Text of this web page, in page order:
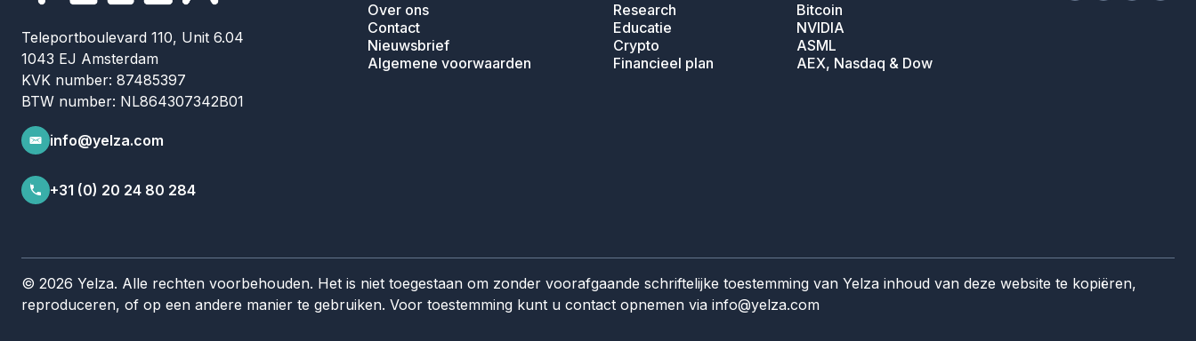
Teleportboulevard 110, Unit 6.04
1043 EJ Amsterdam
KVK number: 87485397
BTW number: NL864307342B01
info@yelza.com
+31 (0) 20 24 80 284
Over ons
Contact
Nieuwsbrief
Algemene voorwaarden
Research
Educatie
Crypto
Financieel plan
Bitcoin
NVIDIA
ASML
AEX, Nasdaq & Dow
© 2026 Yelza. Alle rechten voorbehouden. Het is niet toegestaan om zonder voorafgaande schriftelijke toestemming van Yelza inhoud van deze website te kopiëren,
reproduceren, of op een andere manier te gebruiken. Voor toestemming kunt u contact opnemen via info@yelza.com